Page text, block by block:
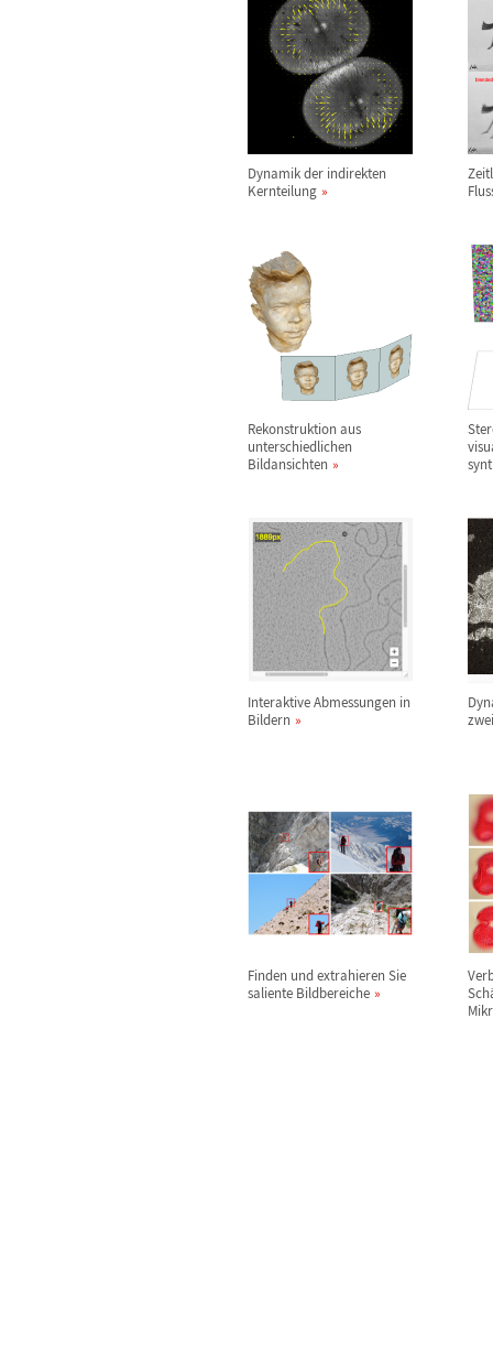
Dynamik der indirekten
Kernteilung
Rekonstruktion aus
unterschiedlichen
Bildansichten
Interaktive Abmessungen in
Bildern
Finden und extrahieren Sie
saliente Bildbereiche
Sch